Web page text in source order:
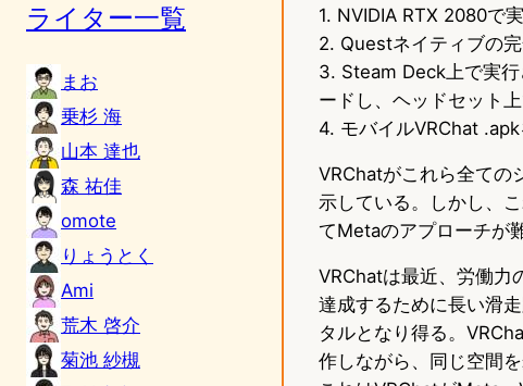
ライター一覧
まお
乗杉 海
山本 達也
森 祐佳
omote
りょうとく
Ami
荒木 啓介
菊池 紗槻
1. NVIDIA RTX 2080で
2. Questネイティブの完
3. Steam Deck上で実
ードし、ヘッドセット
4. モバイルVRChat
VRChatがこれら全ての
示している。しかし、
てMetaのアプローチが
VRChatは最近、労働力
達成するために長い滑
タルとなり得る。
作しながら、同じ空間